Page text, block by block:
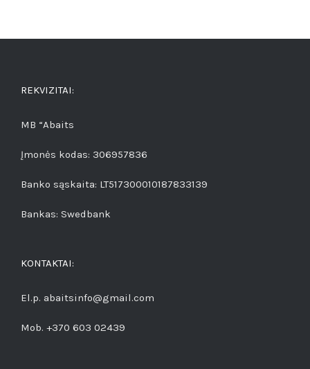
REKVIZITAI:
MB “Abaits
Įmonės kodas: 306957836
Banko sąskaita: LT517300010187833139
Bankas: Swedbank
KONTAKTAI:
El.p. abaitsinfo@gmail.com
Mob. +370 603 02439